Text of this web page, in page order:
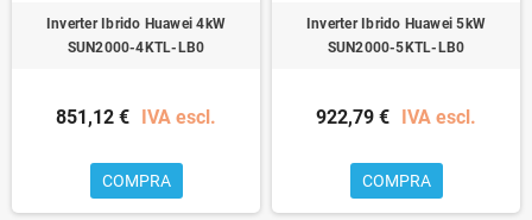
Inverter Ibrido Huawei 4kW
SUN2000-4KTL-LB0
851,12 € IVA escl.
COMPRA
Inverter Ibrido Huawei 5kW
SUN2000-5KTL-LB0
922,79 € IVA escl.
COMPRA